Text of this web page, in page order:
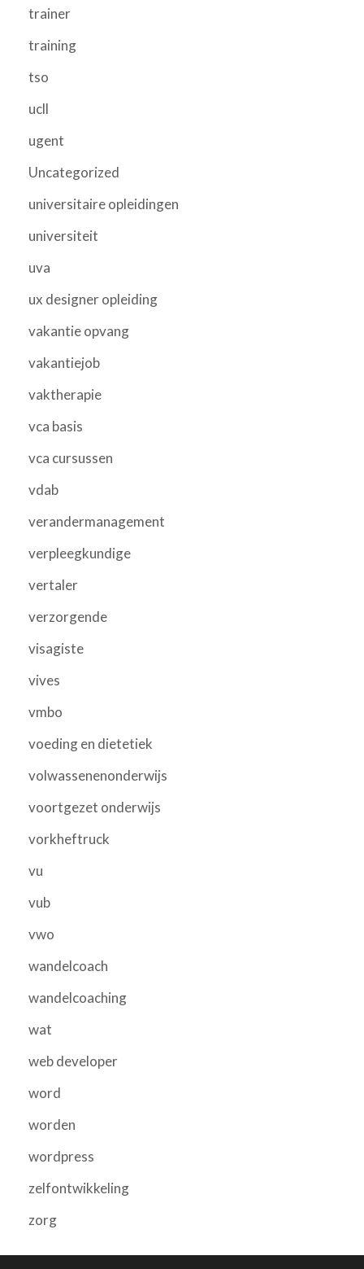
trainer
training
tso
ucll
ugent
Uncategorized
universitaire opleidingen
universiteit
uva
ux designer opleiding
vakantie opvang
vakantiejob
vaktherapie
vca basis
vca cursussen
vdab
verandermanagement
verpleegkundige
vertaler
verzorgende
visagiste
vives
vmbo
voeding en dietetiek
volwassenenonderwijs
voortgezet onderwijs
vorkheftruck
vu
vub
vwo
wandelcoach
wandelcoaching
wat
web developer
word
worden
wordpress
zelfontwikkeling
zorg